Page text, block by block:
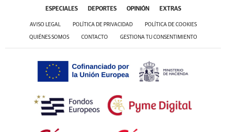
ESPECIALES DEPORTES OPINIÓN EXTRAS
AVISO LEGAL POLÍTICA DE PRIVACIDAD POLÍTICA DE COOKIES
QUIÉNES SOMOS CONTACTO GESTIONA TU CONSENTIMIENTO